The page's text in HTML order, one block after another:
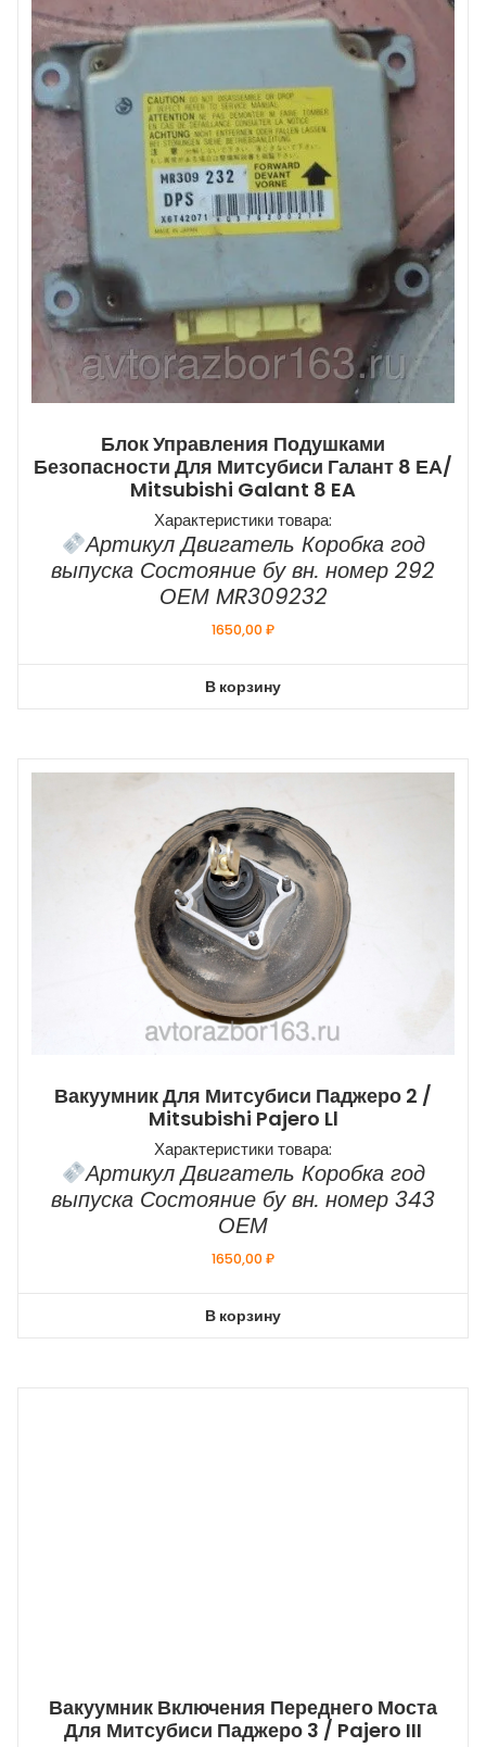
Блок Управления Подушками
Безопасности Для Митсубиси Галант 8 ЕА/
Mitsubishi Galant 8 EA
Характеристики товара:
Артикул Двигатель Коробка год
выпуска Состояние бу вн. номер 292
ОЕМ MR309232
1650,00₽
В корзину
Вакуумник Для Митсубиси Паджеро 2 /
Mitsubishi Pajero Ll
Характеристики товара:
Артикул Двигатель Коробка год
выпуска Состояние бу вн. номер 343
ОЕМ
1650,00₽
В корзину
Вакуумник Включения Переднего Моста
Для Митсубиси Паджеро 3 / Pajero III